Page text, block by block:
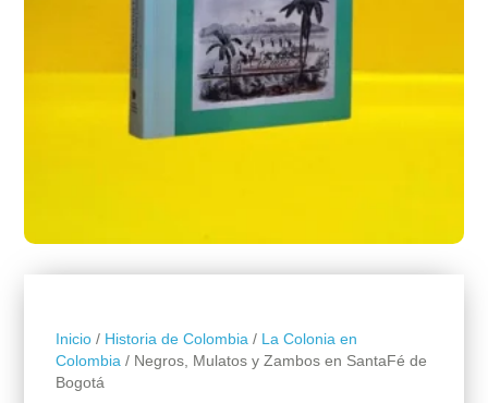
Inicio/ Historia de Colombia / La Colonia en
Colombia / Negros, Mulatos y Zambos en SantaFé de
Bogotá